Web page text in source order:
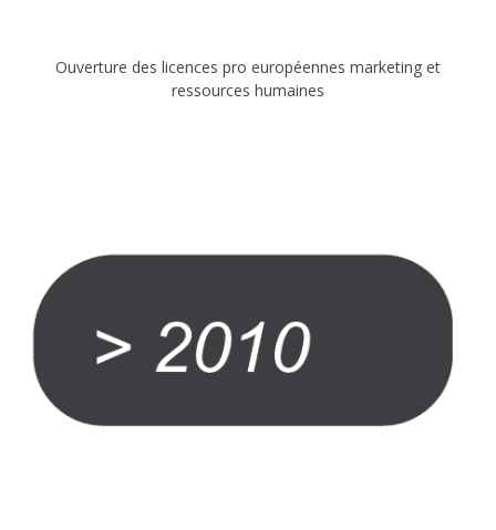
Ouverture des licences pro européennes marketing et
ressources humaines